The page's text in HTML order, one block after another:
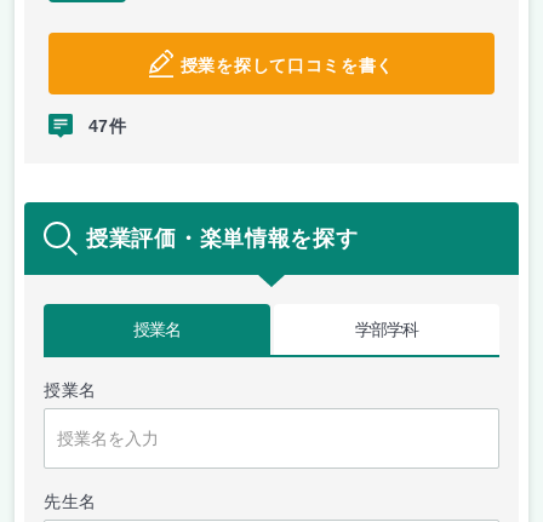
授業を探して口コミを書く
47件
授業評価・楽単情報を探す
授業名 学部学科
授業名
先生名